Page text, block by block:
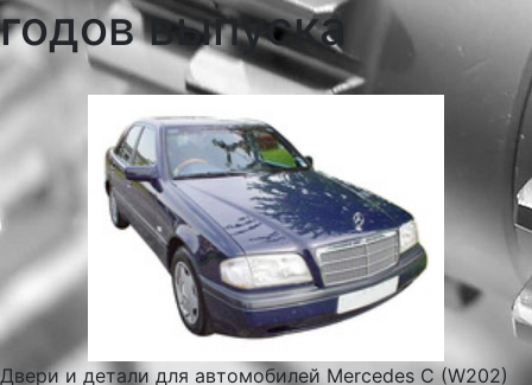
годов выпуска
Двери и детали для автомобилей Mercedes C (W202)